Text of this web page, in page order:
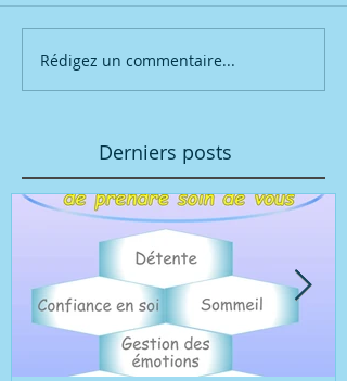
Rédigez un commentaire...
Derniers posts